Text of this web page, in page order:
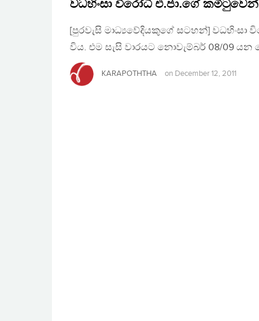
වධහිංසා විරෝධී එ.ජා.ගේ කමිටුවෙන්
[පුරවැසි මාධ්‍යවේදියකුගේ සටහන්] වධහිංසා
විය. එම සැසි වාරයට නොවැම්බර් 08/09 යන
KARAPOTHTHA on December 12, 2011